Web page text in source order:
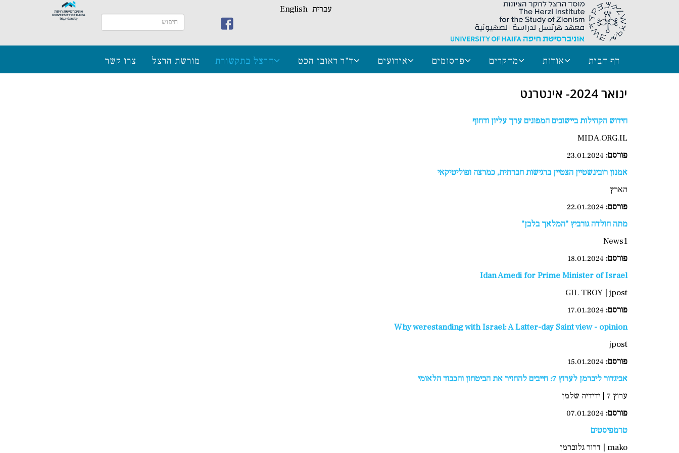
עברית English
דף הבית אודות מחקרים פרסומים אירועים ד"ר ראובן הכט הרצל בתקשורת מורשת הרצל צרו קשר
ינואר 2024- אינטרנט
חידוש הקהילות ביישובים המפונים ערך עליון ודחוף
MIDA.ORG.IL
פורסם:
אמנון רובינשטיין הצטיין ברגישות חברתית, כמרצה ופוליטיקאי
הארץ
פורסם:
מתה חולדה גורביץ "המלאך בלבן"
News1
פורסם:
Idan Amedi for Prime Minister of Israel
GIL TROY | jpost
פורסם:
Why werestanding with Israel: A Latter-day Saint view - opinion
jpost
פורסם:
אביגדור ליברמן לערוץ 7: חייבים להחזיר את הביטחון והכבוד הלאומי
ערוץ 7 | ידידיה שלמן
פורסם:
טרמפיסטים
mako | דרור גלוברמן